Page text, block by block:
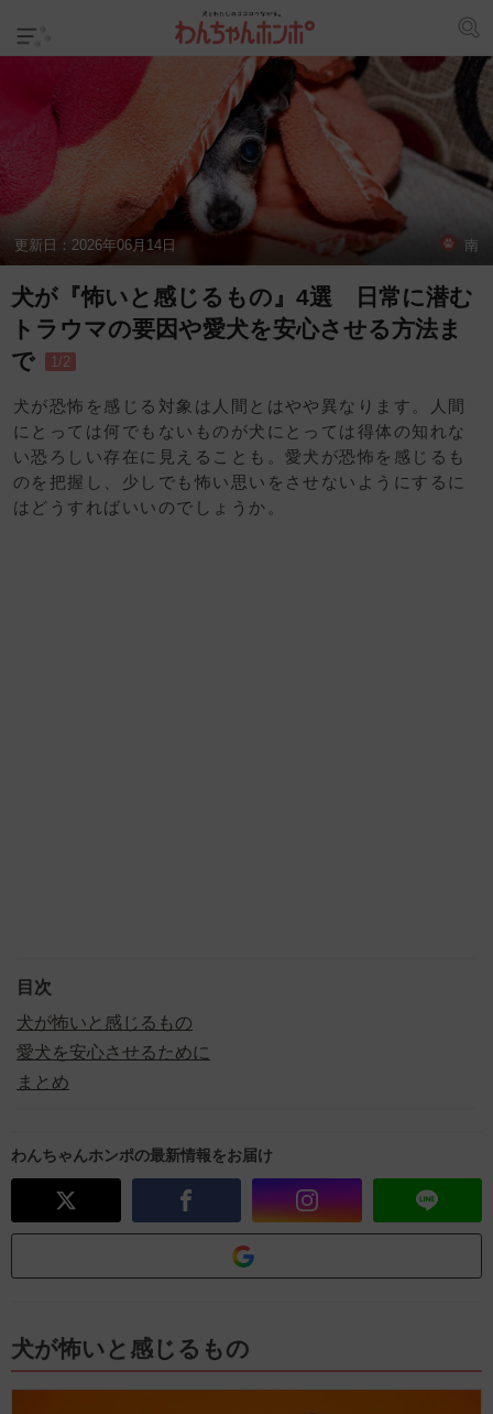
更新日： 2026年06月14日 南
犬が『怖いと感じるもの』4選 日常に潜む
トラウマの要因や愛犬を安心させる方法ま
で
1/2
犬が恐怖を感じる対象は人間とはやや異なります。人間
にとっては何でもないものが犬にとっては得体の知れな
い恐ろしい存在に見えることも。愛犬が恐怖を感じるも
のを把握し、少しでも怖い思いをさせないようにするに
はどうすればいいのでしょうか。
目次
犬が怖いと感じるもの
愛犬を安心させるために
まとめ
わんちゃんホンポの最新情報をお届け
犬が怖いと感じるもの